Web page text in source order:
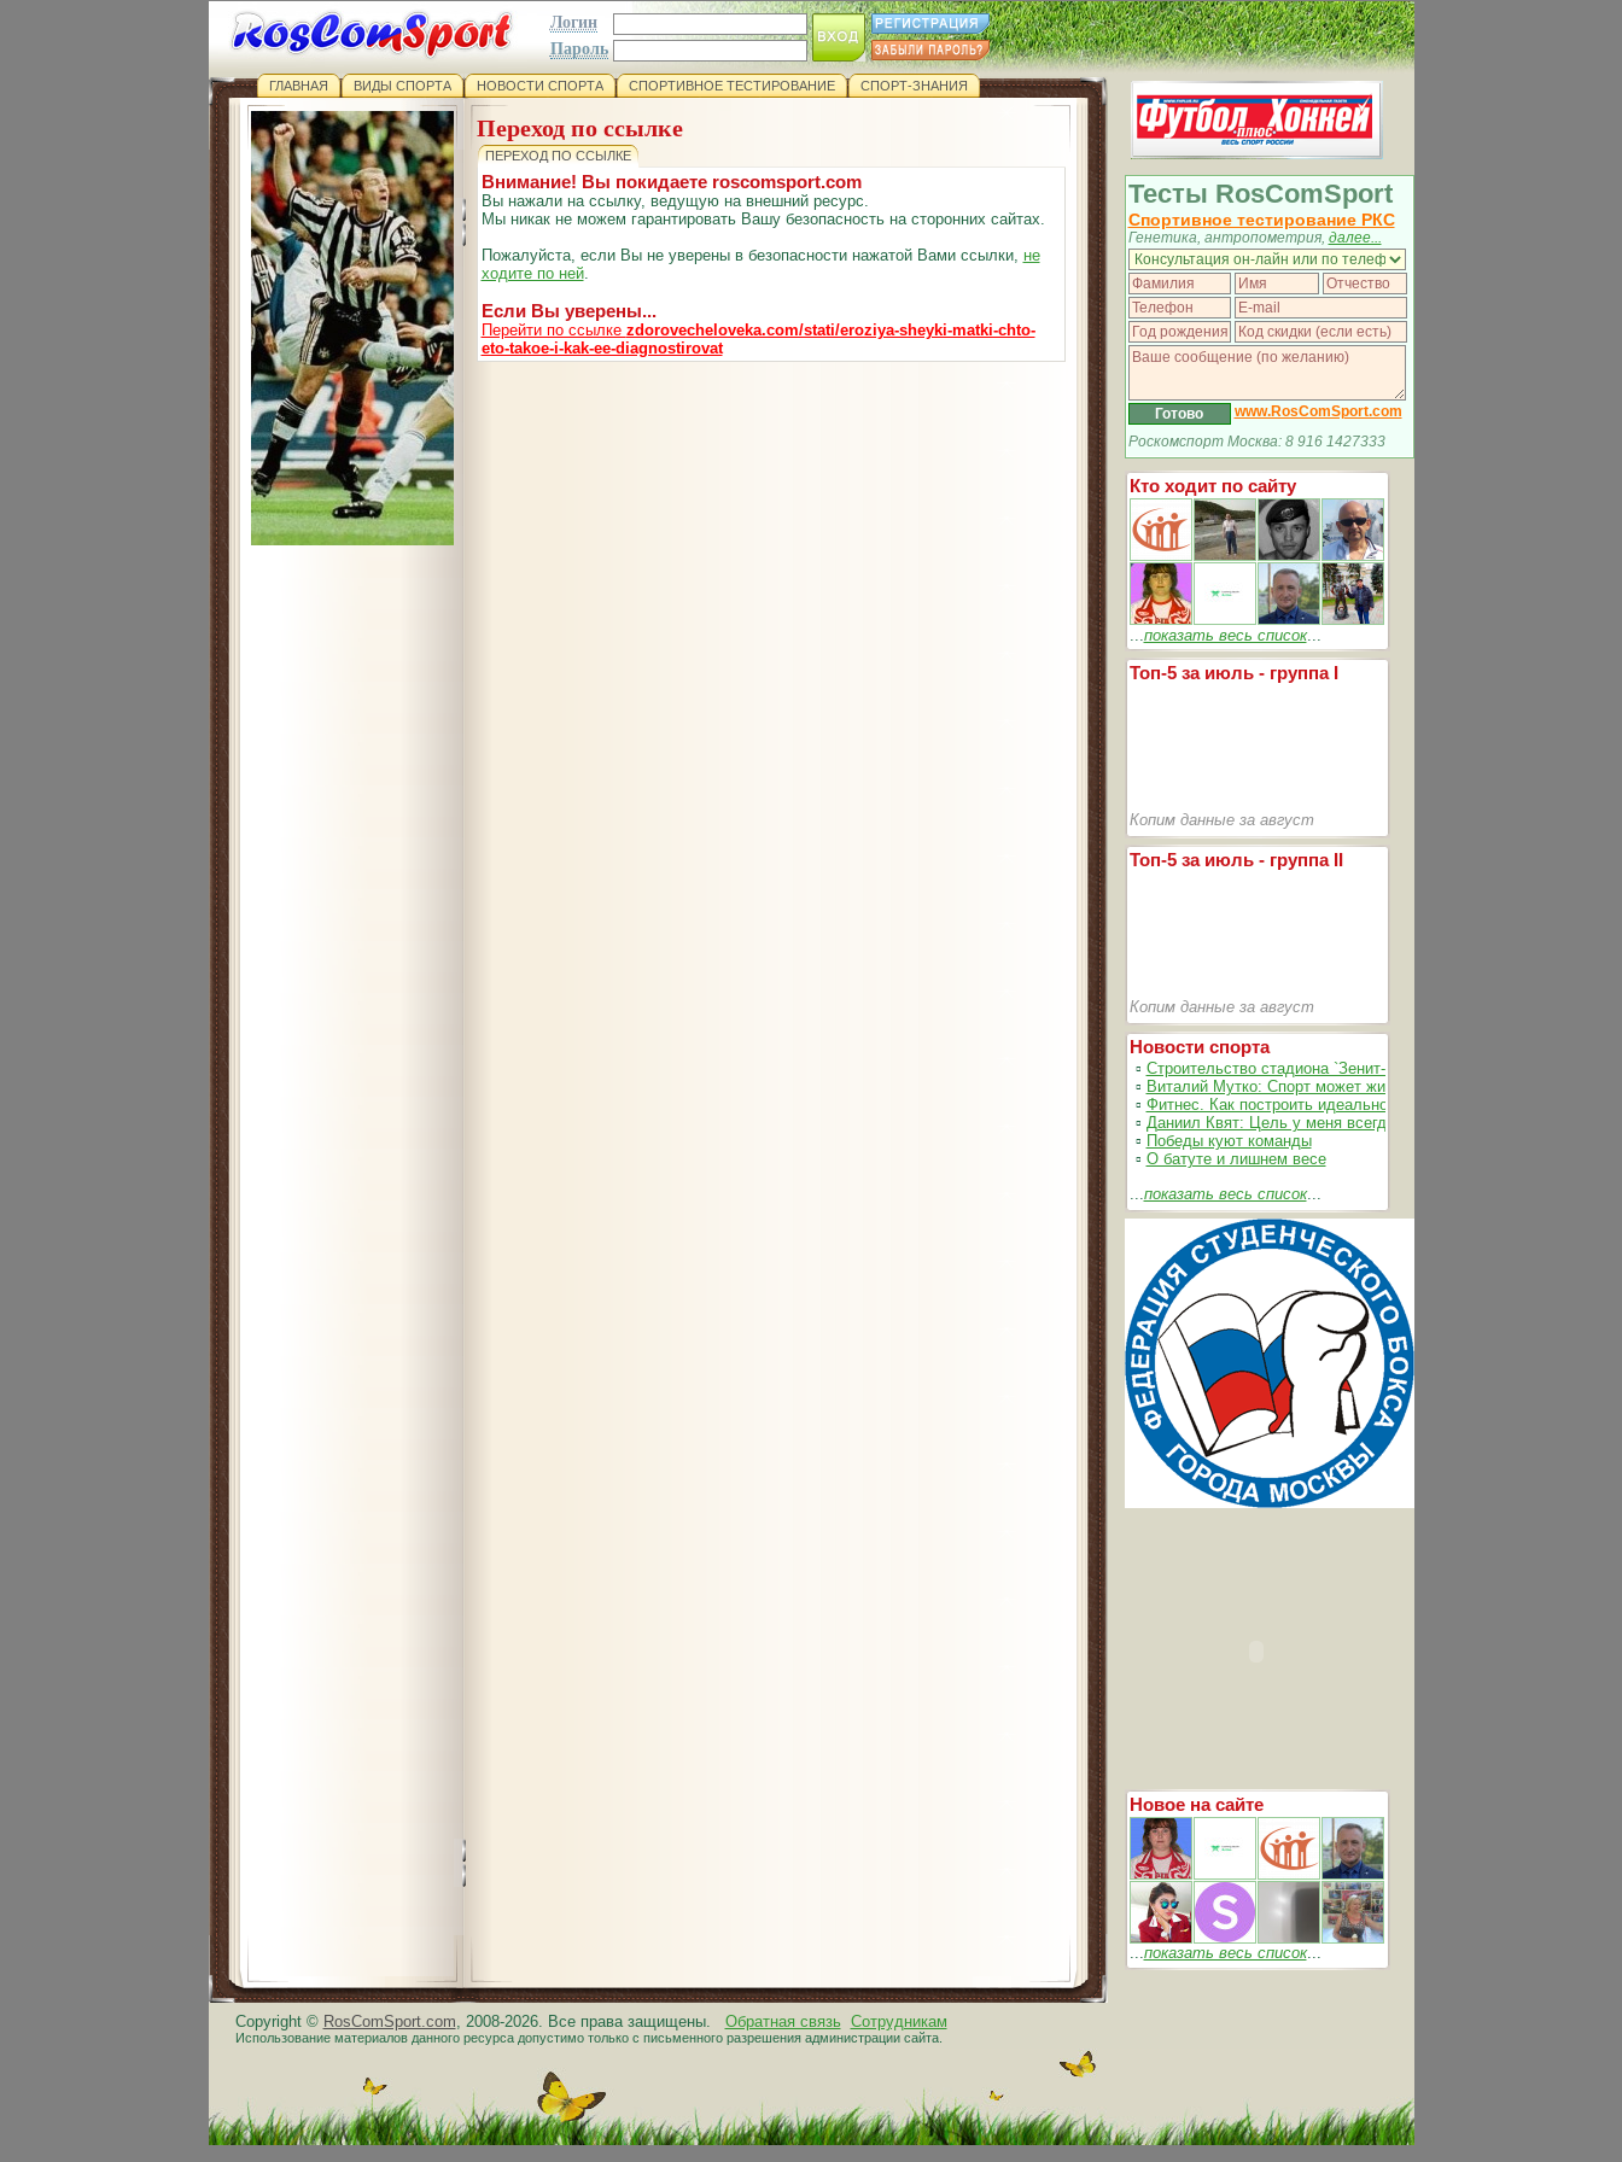
Логин
Пароль
ГЛАВНАЯ ВИДЫ СПОРТА НОВОСТИ СПОРТА СПОРТИВНОЕ ТЕСТИРОВАНИЕ СПОРТ-ЗНАНИЯ
Переход по ссылке
ПЕРЕХОД ПО ССЫЛКЕ
Внимание! Вы покидаете roscomsport.com
Вы нажали на ссылку, ведущую на внешний ресурс.
Мы никак не можем гарантировать Вашу безопасность на сторонних сайтах.
Пожалуйста, если Вы не уверены в безопасности нажатой Вами ссылки, не
ходите по ней.
Если Вы уверены...
Перейти по ссылке zdorovecheloveka.com/stati/eroziya-sheyki-matki-chto-
eto-takoe-i-kak-ee-diagnostirovat
Copyright © RosComSport.com, 2008-2026. Все права защищены. Обратная связь Сотрудникам
Использование материалов данного ресурса допустимо только с письменного разрешения администрации сайта.
Тесты RosComSport
Спортивное тестирование РКС
Генетика, антропометрия, далее...
www.RosComSport.com
Роскомспорт Москва: 8 916 1427333
Кто ходит по сайту
...показать весь список...
Топ-5 за июль - группа I
Копим данные за август
Топ-5 за июль - группа II
Копим данные за август
Новости спорта
▫ Строительство стадиона `Зенит-Арена` идет согласно графика
▫ Виталий Мутко: Спорт может жить без допинга
▫ Фитнес. Как построить идеальное тело
▫ Даниил Квят: Цель у меня всегда одна – выжимать из себя и
▫ Победы куют команды
▫ О батуте и лишнем весе
...показать весь список...
Новое на сайте
...показать весь список...